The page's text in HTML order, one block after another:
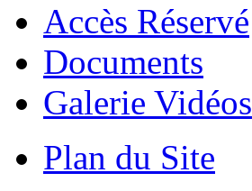
Accès Réservé
Documents
Galerie Vidéos
Plan du Site